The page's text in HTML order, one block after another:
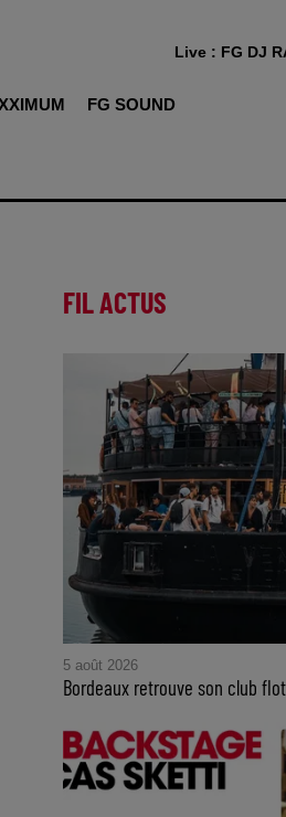
FG SOUND
Live : FG DJ
FIL ACTUS
5 août 2026
Bordeaux retrouve son club